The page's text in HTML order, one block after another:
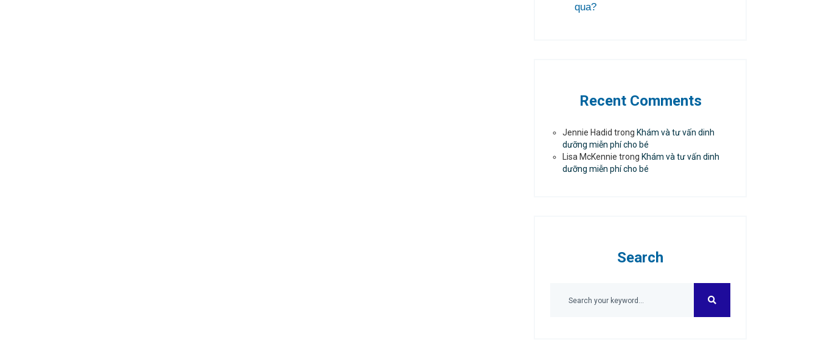
qua?
Recent Comments
Jennie Hadid trong Khám và tư vấn dinh
dưỡng miễn phí cho bé
Lisa McKennie trong Khám và tư vấn dinh
dưỡng miễn phí cho bé
Search